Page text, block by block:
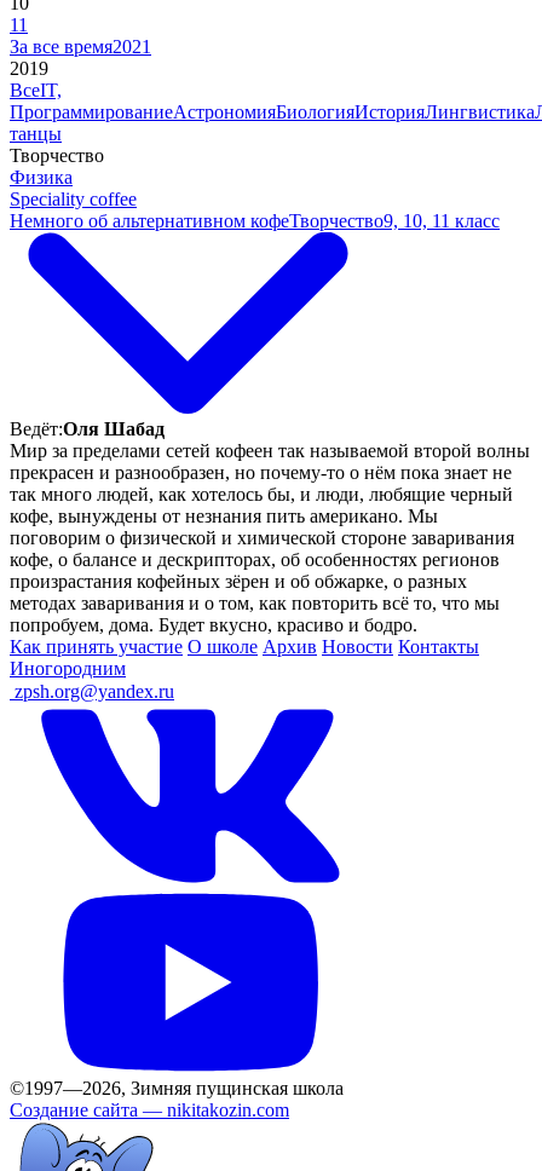
11
За все время2021
2019
ВсеIT,
ПрограммированиеАстрономияБиологияИсторияЛингвистика
танцы
Творчество
Физика
Speciality coffee
Немного об альтернативном кофеТворчество9, 10, 11 класс
Ведёт:Оля Шабад
Мир за пределами сетей кофеен так называемой второй волны
прекрасен и разнообразен, но почему-то о нём пока знает не
так много людей, как хотелось бы, и люди, любящие черный
кофе, вынуждены от незнания пить американо. Мы
поговорим о физической и химической стороне заваривания
кофе, о балансе и дескрипторах, об особенностях регионов
произрастания кофейных зёрен и об обжарке, о разных
методах заваривания и о том, как повторить всё то, что мы
попробуем, дома. Будет вкусно, красиво и бодро.
Как принять участие О школе Архив Новости Контакты
Иногородним
zpsh.org@yandex.ru
©1997—2026, Зимняя пущинская школа
Создание сайта — nikitakozin.com